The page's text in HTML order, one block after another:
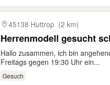
45138 Huttrop (2 km)
Herrenmodell gesucht
Hallo zusammen, ich bin
Freitags gegen 19:30 Uhr ein...
Gesuch